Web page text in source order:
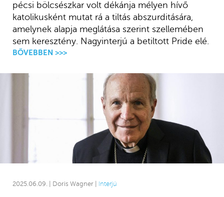
pécsi bölcsészkar volt dékánja mélyen hívő
katolikusként mutat rá a tiltás abszurditására,
amelynek alapja meglátása szerint szellemében
sem keresztény. Nagyinterjú a betiltott Pride elé.
BŐVEBBEN >>>
2025.06.09. | Doris Wagner | Interjú